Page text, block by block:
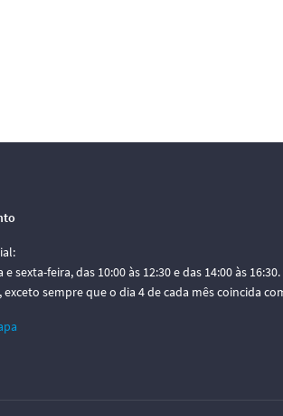
sexta-feira, das 10:00 às 12:30 e das 14:00 às 16:30.
exceto sempre que o dia 4 de cada mês coincida